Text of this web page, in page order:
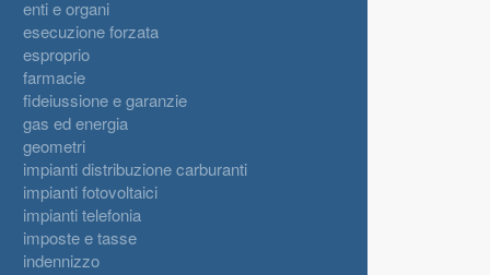
enti e organi
esecuzione forzata
esproprio
farmacie
fideiussione e garanzie
gas ed energia
geometri
impianti distribuzione carburanti
impianti fotovoltaici
impianti telefonia
imposte e tasse
indennizzo